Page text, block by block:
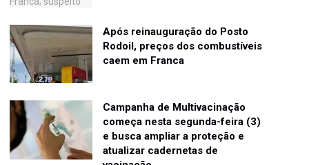
Após reinauguração do Posto
Rodoil, preços dos combustíveis
caem em Franca
Campanha de Multivacinação
começa nesta segunda-feira (3)
e busca ampliar a proteção e
atualizar cadernetas de